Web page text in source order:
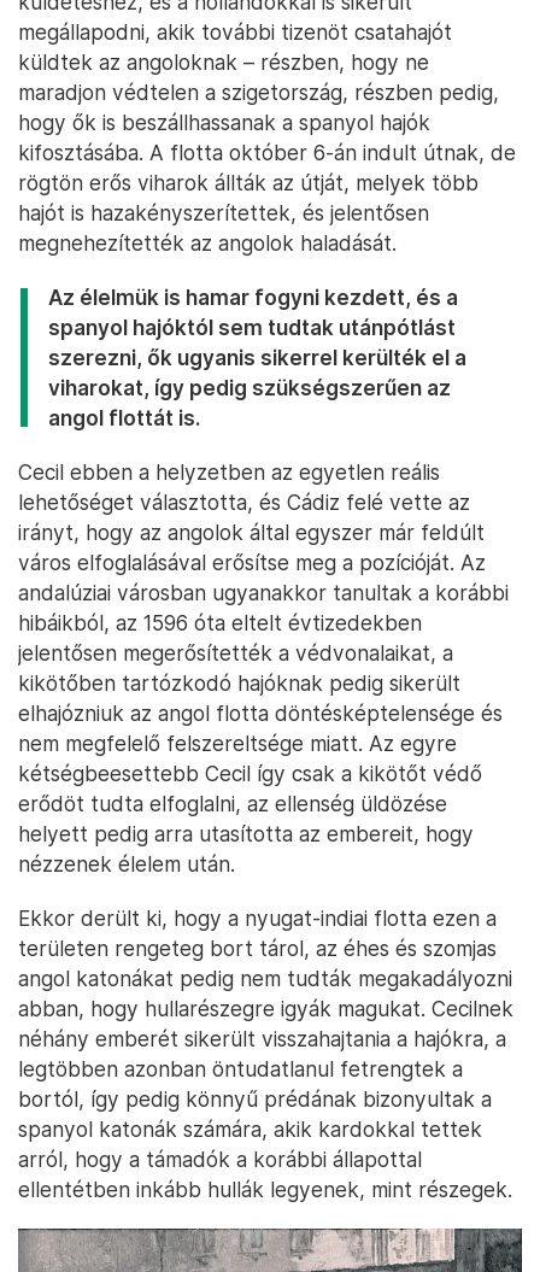
megállapodni, akik további tizenöt csatahajót
küldtek az angoloknak – részben, hogy ne
maradjon védtelen a szigetország, részben pedig,
hogy ők is beszállhassanak a spanyol hajók
kifosztásába. A flotta október 6-án indult útnak, de
rögtön erős viharok állták az útját, melyek több
hajót is hazakényszerítettek, és jelentősen
megnehezítették az angolok haladását.
Az élelmük is hamar fogyni kezdett, és a
spanyol hajóktól sem tudtak utánpótlást
szerezni, ők ugyanis sikerrel kerülték el a
viharokat, így pedig szükségszerűen az
angol flottát is.
Cecil ebben a helyzetben az egyetlen reális
lehetőséget választotta, és Cádiz felé vette az
irányt, hogy az angolok által egyszer már feldúlt
város elfoglalásával erősítse meg a pozícióját. Az
andalúziai városban ugyanakkor tanultak a korábbi
hibáikból, az 1596 óta eltelt évtizedekben
jelentősen megerősítették a védvonalaikat, a
kikötőben tartózkodó hajóknak pedig sikerült
elhajózniuk az angol flotta döntésképtelensége és
nem megfelelő felszereltsége miatt. Az egyre
kétségbeesettebb Cecil így csak a kikötőt védő
erődöt tudta elfoglalni, az ellenség üldözése
helyett pedig arra utasította az embereit, hogy
nézzenek élelem után.
Ekkor derült ki, hogy a nyugat-indiai flotta ezen a
területen rengeteg bort tárol, az éhes és szomjas
angol katonákat pedig nem tudták megakadályozni
abban, hogy hullarészegre igyák magukat. Cecilnek
néhány emberét sikerült visszahajtania a hajókra, a
legtöbben azonban öntudatlanul fetrengtek a
bortól, így pedig könnyű prédának bizonyultak a
spanyol katonák számára, akik kardokkal tettek
arról, hogy a támadók a korábbi állapottal
ellentétben inkább hullák legyenek, mint részegek.